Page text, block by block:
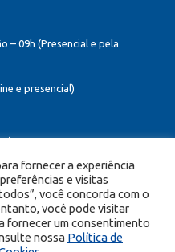
– 09h (Presencial e pela
e presencial)
12h e 19h (online e presencial)
fornecer a experiência
e visitas
você concorda com o
você pode visitar
fornecer um consentimento
nossa Política de